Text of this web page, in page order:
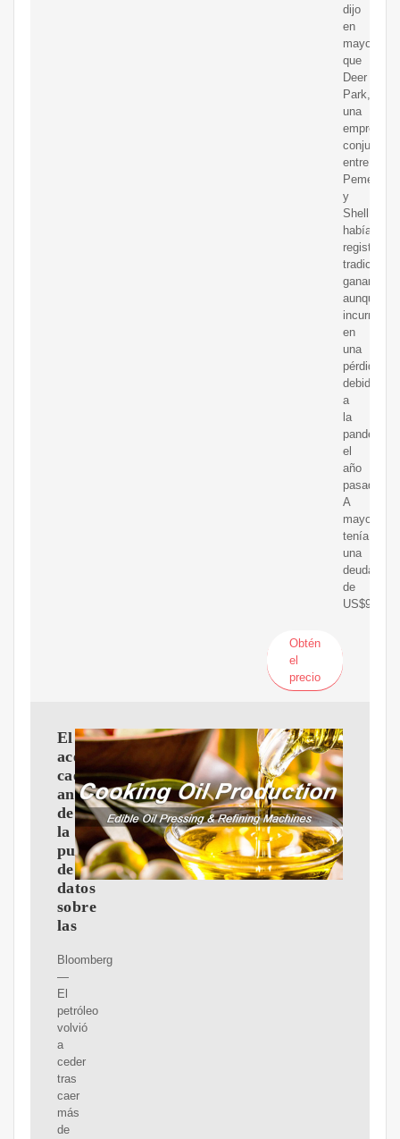
dijo
en
mayo
que
Deer
Park,
una
empresa
conjunta
entre
Pemex
y
Shell,
había
registrado
ganancias,
aunque
incurrió
en
una
pérdida
debido
a
la
pandemia
el
año
pasado.
A
mayo
tenía
una
deuda
de
US$980
Obtén
el
precio
El
aceite
cae
antes
de
la
publicación
de
datos
sobre
las
Bloomberg
—
El
petróleo
volvió
a
ceder
tras
caer
más
de